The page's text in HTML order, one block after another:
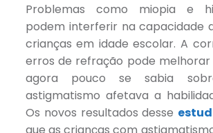
Problemas como miopia e
podem interferir na capacidade
crianças em idade escolar. A
erros de refração pode melhorar
agora pouco se sabia
astigmatismo afetava a
Os novos resultados desse
que as crianças com